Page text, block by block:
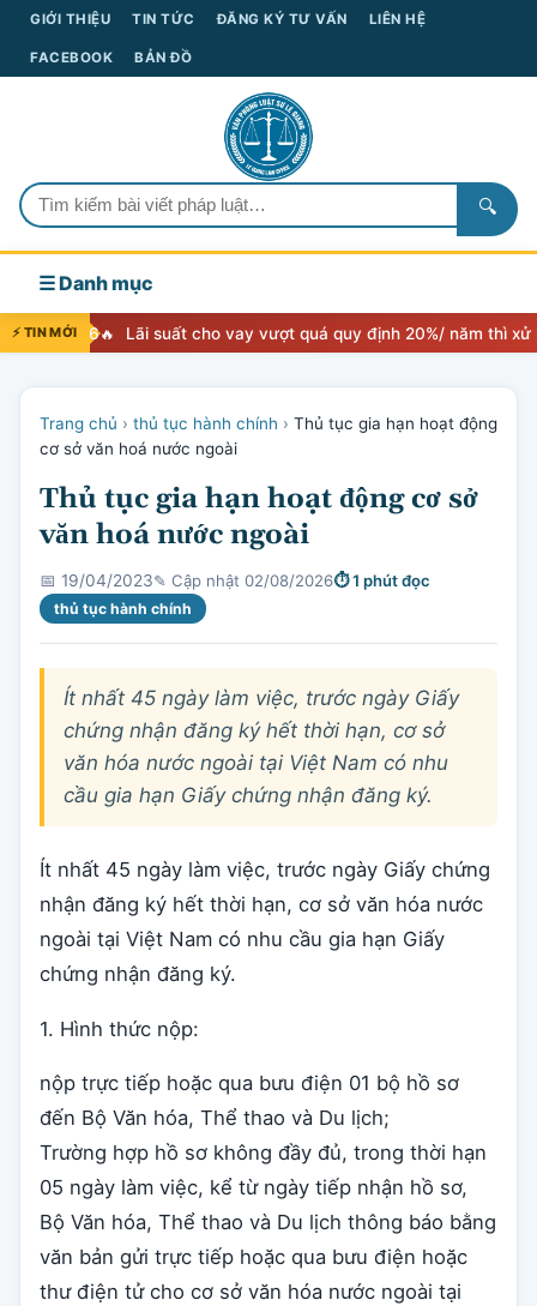
GIỚI THIỆU TIN TỨC ĐĂNG KÝ TƯ VẤN LIÊN HỆ
FACEBOOK BẢN ĐỒ
🔍
☰ Danh mục
⚡ TIN MỚI
Lãi suất cho vay vượt quá quy định 20%/ năm thì xử lý như thế
Trang chủ › thủ tục hành chính › Thủ tục gia hạn hoạt động
cơ sở văn hoá nước ngoài
Thủ tục gia hạn hoạt động cơ sở
văn hoá nước ngoài
📅 19/04/2023✎ Cập nhật 02/08/2026⏱ 1 phút đọc
thủ tục hành chính
Ít nhất 45 ngày làm việc, trước ngày Giấy
chứng nhận đăng ký hết thời hạn, cơ sở
văn hóa nước ngoài tại Việt Nam có nhu
cầu gia hạn Giấy chứng nhận đăng ký.
Ít nhất 45 ngày làm việc, trước ngày Giấy chứng
nhận đăng ký hết thời hạn, cơ sở văn hóa nước
ngoài tại Việt Nam có nhu cầu gia hạn Giấy
chứng nhận đăng ký.
1. Hình thức nộp:
nộp trực tiếp hoặc qua bưu điện 01 bộ hồ sơ
đến Bộ Văn hóa, Thể thao và Du lịch;
Trường hợp hồ sơ không đầy đủ, trong thời hạn
05 ngày làm việc, kể từ ngày tiếp nhận hồ sơ,
Bộ Văn hóa, Thể thao và Du lịch thông báo bằng
văn bản gửi trực tiếp hoặc qua bưu điện hoặc
thư điện tử cho cơ sở văn hóa nước ngoài tại